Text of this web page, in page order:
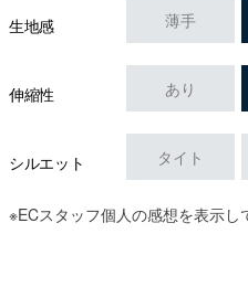
生地感 薄手
伸縮性 あり
シルエット タイト
※ECスタッフ個人の感想を表示し